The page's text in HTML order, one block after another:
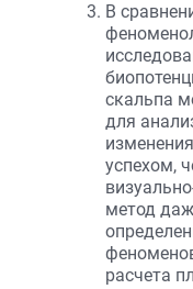
В
скальпа
для
успехом,
метод
расчета